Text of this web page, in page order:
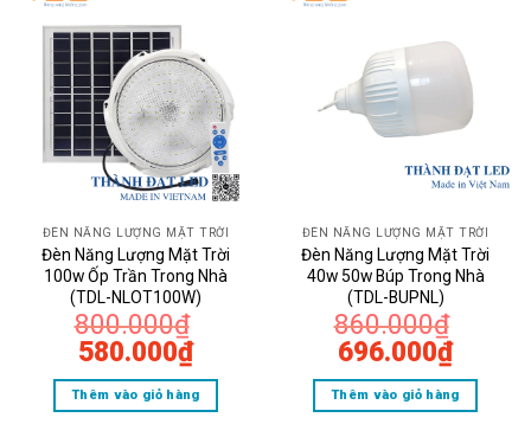
Ứng dụng: Thích hợp cho các không
gian rộng hơn như phòng họp, phòng
khách lớn hoặc các khu vực cần chiếu
sáng mạnh.
Ưu điểm: Cung cấp ánh sáng mạnh mẽ,
tiết kiệm chi phí điện năng, và bảo vệ
môi trường.
ĐÈN NĂNG LƯỢNG MẶT TRỜI
Đèn Năng Lượng Mặt Trời
100w Ốp Trần Trong Nhà
(TDL-NLOT100W)
800.000₫
Giá
gốc
là:
580.000₫Giá
hiện
tại
Thêm vào giỏ hàng
ĐÈN NĂNG LƯỢNG MẶT TRỜI
Đèn Năng Lượng Mặt Trời
40w 50w Búp Trong Nhà
(TDL-BUPNL)
860.000₫
Giá
gốc
là:
696.000₫Giá
hiện
tại
Thêm vào giỏ hàng